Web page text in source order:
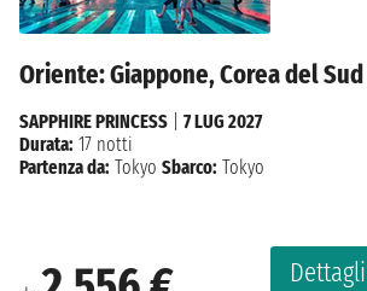
Oriente: Giappone, Corea del Sud
Dettagli
SAPPHIRE PRINCESS
7 LUG 2027
Durata: 17 notti
Partenza da: Tokyo Sbarco: Tokyo